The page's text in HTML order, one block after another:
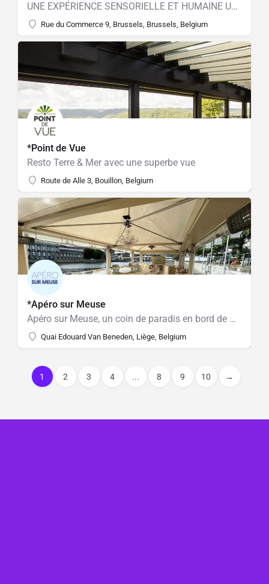
UNE EXPÉRIENCE SENSORIELLE ET HUMAINE UNIQUE
Rue du Commerce 9, Brussels, Brussels, Belgium
*Point de Vue
Resto Terre & Mer avec une superbe vue
Route de Alle 3, Bouillon, Belgium
*Apéro sur Meuse
Apéro sur Meuse, un coin de paradis en bord de Meuse.
Quai Edouard Van Beneden, Liège, Belgium
1 2 3 4 ... 8 9 10 →